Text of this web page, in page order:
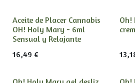
Aceite de Placer Cannabis
OH! Holy Mary - 6ml
Sensual y Relajante
16,49 €
Oh!